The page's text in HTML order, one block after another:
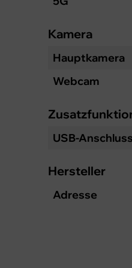
Kamera
Hauptkamera
Webcam
USB-Anschluss
Hersteller
Adresse